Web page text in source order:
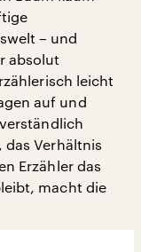
– und
absolut
leicht
auf und
Verhältnis
Erzähler das
macht die